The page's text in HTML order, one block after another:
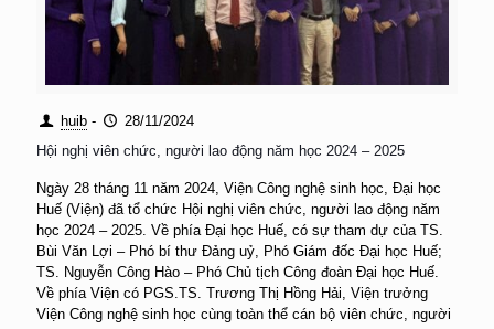
huib -
28/11/2024
Hội nghị viên chức, người lao động năm học 2024 – 2025
Ngày 28 tháng 11 năm 2024, Viện Công nghệ sinh học, Đại học
Huế (Viện) đã tổ chức Hội nghị viên chức, người lao động năm
học 2024 – 2025. Về phía Đại học Huế, có sự tham dự của TS.
Bùi Văn Lợi – Phó bí thư Đảng uỷ, Phó Giám đốc Đại học Huế;
TS. Nguyễn Công Hào – Phó Chủ tịch Công đoàn Đại học Huế.
Về phía Viện có PGS.TS. Trương Thị Hồng Hải, Viện trưởng
Viện Công nghệ sinh học cùng toàn thể cán bộ viên chức, người